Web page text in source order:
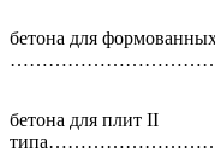
бетона для
бетона для плит II